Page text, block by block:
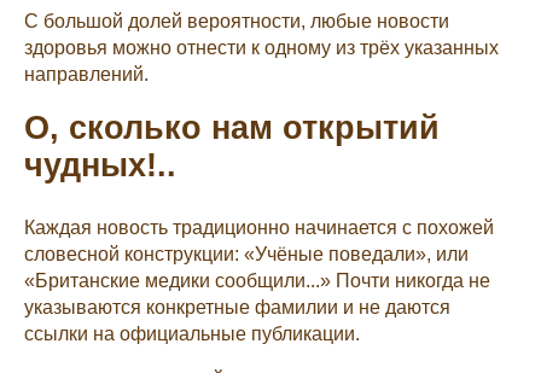
С большой долей вероятности, любые новости
здоровья можно отнести к одному из трёх указанных
направлений.
О, сколько нам открытий
чудных!..
Каждая новость традиционно начинается с похожей
словесной конструкции: «Учёные поведали», или
«Британские медики сообщили...» Почти никогда не
указываются конкретные фамилии и не даются
ссылки на официальные публикации.